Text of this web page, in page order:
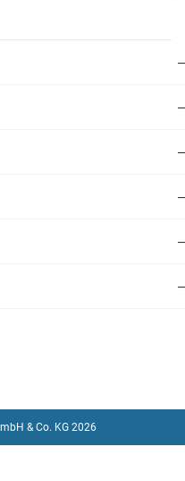
& Co. KG 2026